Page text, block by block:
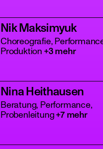
Nik Maksimyuk
Choreografie,
Produktion +3 mehr
Nina Heithausen
Beratung, Performance,
Probenleitung+7 mehr